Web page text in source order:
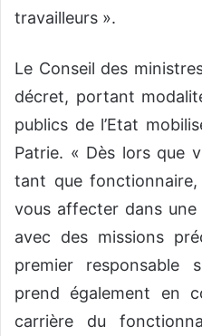
travailleurs ».
Le Conseil des
décret, portant
publics de l’Etat
Patrie. « Dès lors que
tant que
vous affecter dans
avec des missions
premier responsable
prend également en
carrière du